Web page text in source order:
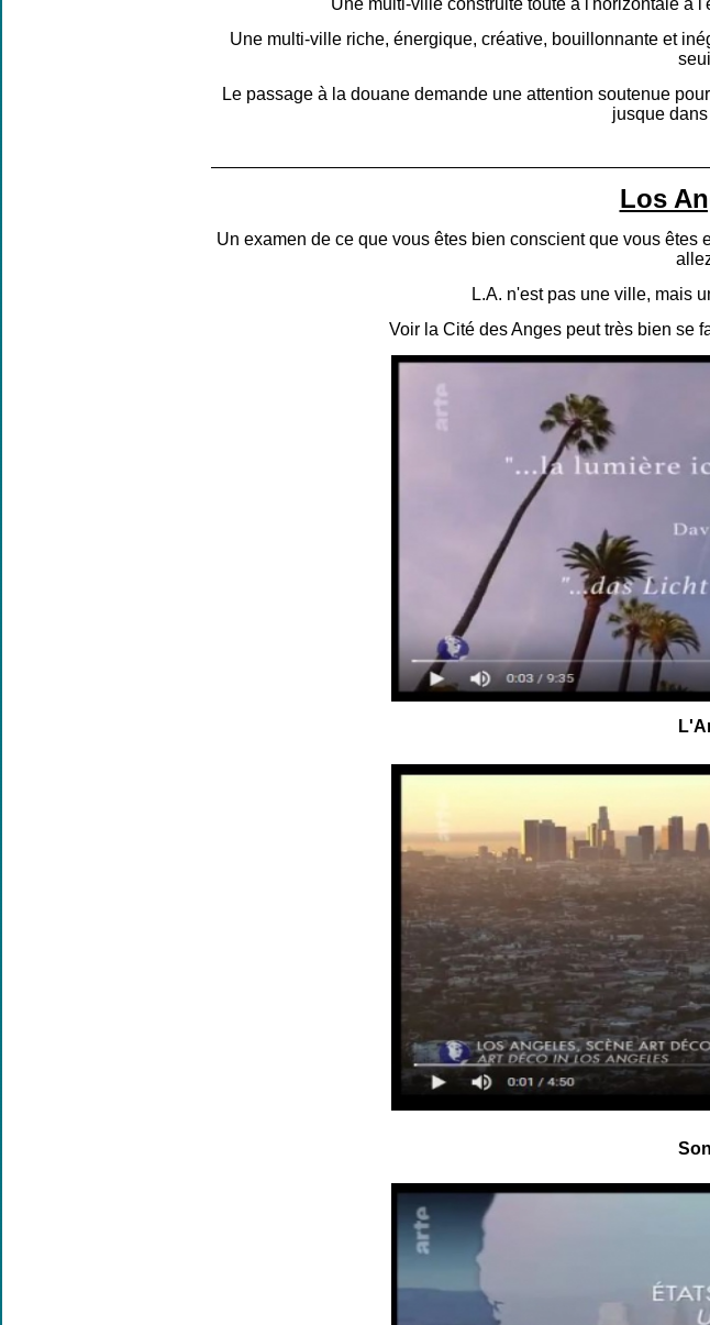
Une multi-ville construite toute à l'horizontale à
Une multi-ville riche, énergique, créative, bouillonnante et
Le passage à la douane demande une attention soutenue
jusque
Los
Un examen de ce que vous êtes bien conscient que vous
L.A. n'est pas une ville, mais
Voir la Cité des Anges peut très bien se